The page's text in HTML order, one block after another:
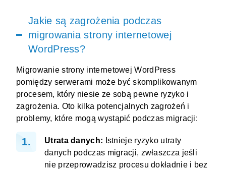
Jakie są zagrożenia podczas
migrowania strony internetowej
WordPress?
Migrowanie strony internetowej WordPress
pomiędzy serwerami może być skomplikowanym
procesem, który niesie ze sobą pewne ryzyko i
zagrożenia. Oto kilka potencjalnych zagrożeń i
problemy, które mogą wystąpić podczas migracji:
Utrata danych: Istnieje ryzyko utraty
danych podczas migracji, zwłaszcza jeśli
nie przeprowadzisz procesu dokładnie i bez